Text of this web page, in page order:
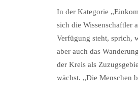
In der Kategorie
sich die Wissenschaftler
Verfügung steht, sprich,
aber auch das
der Kreis als
wächst. „Die Menschen